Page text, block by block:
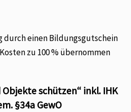
durch einen Bildungsgutschein
zu 100 % übernommen
Objekte schützen“ inkl. IHK
§34a GewO